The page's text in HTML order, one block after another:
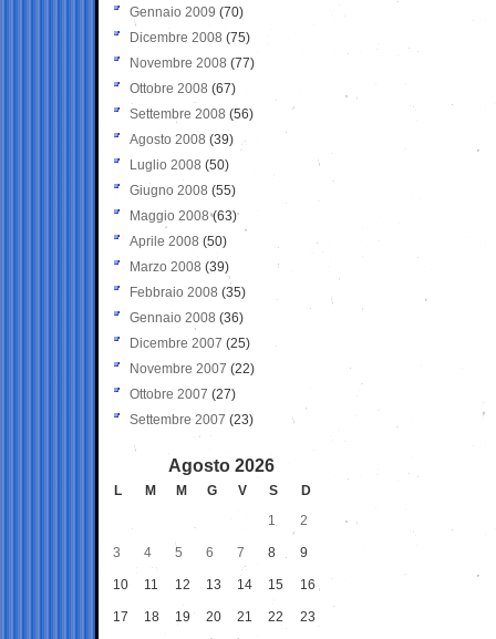
Gennaio 2009 (70)
Dicembre 2008 (75)
Novembre 2008 (77)
Ottobre 2008 (67)
Settembre 2008 (56)
Agosto 2008 (39)
Luglio 2008 (50)
Giugno 2008 (55)
Maggio 2008(63)
Aprile 2008 (50)
Marzo 2008 (39)
Febbraio 2008 (35)
Gennaio 2008 (36)
Dicembre 2007 (25)
Novembre 2007 (22)
Ottobre 2007 (27)
Settembre 2007 (23)
Agosto 2026
L M M G V S
D
1
2
3 4 5 6 7 8 9
10 11 12 13 14 15 16
17 18 19 20 21 22 23